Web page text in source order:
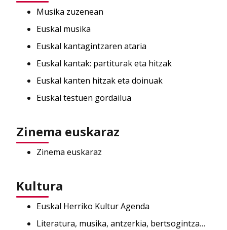
Musika zuzenean
Euskal musika
Euskal kantagintzaren ataria
Euskal kantak: partiturak eta hitzak
Euskal kanten hitzak eta doinuak
Euskal testuen gordailua
Zinema euskaraz
Zinema euskaraz
Kultura
Euskal Herriko Kultur Agenda
Literatura, musika, antzerkia, bertsogintza…